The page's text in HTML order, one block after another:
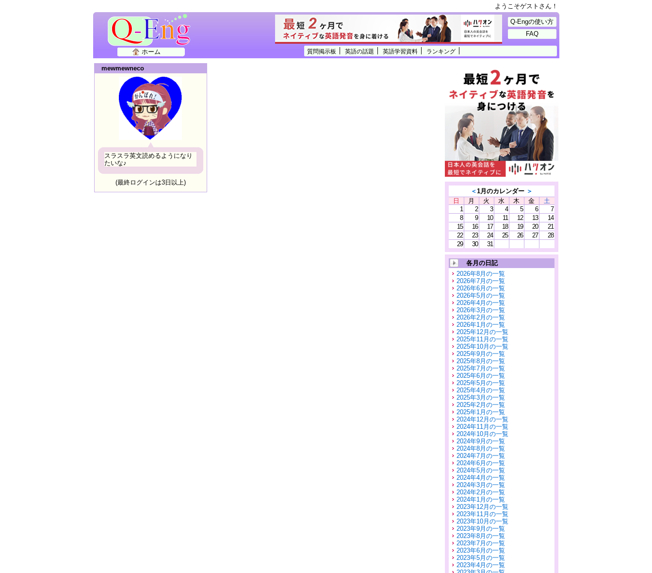
ようこそゲストさん！
質問掲示板 英語の話題 英語学習資料 ランキング
ホーム
Q-Engの使い方
FAQ
mewmewneco
スラスラ英文読めるようになり
たいな♪
(最終ログインは3日以上)
＜1月のカレンダー ＞
日
月 火 水 木 金
土
1
2 3 4 5 6
7
8
9 10 11 12 13
14
15
16 17 18 19 20
21
22
23 24 25 26 27
28
29
30 31
各月の日記
2026年8月の一覧
2026年7月の一覧
2026年6月の一覧
2026年5月の一覧
2026年4月の一覧
2026年3月の一覧
2026年2月の一覧
2026年1月の一覧
2025年12月の一覧
2025年11月の一覧
2025年10月の一覧
2025年9月の一覧
2025年8月の一覧
2025年7月の一覧
2025年6月の一覧
2025年5月の一覧
2025年4月の一覧
2025年3月の一覧
2025年2月の一覧
2025年1月の一覧
2024年12月の一覧
2024年11月の一覧
2024年10月の一覧
2024年9月の一覧
2024年8月の一覧
2024年7月の一覧
2024年6月の一覧
2024年5月の一覧
2024年4月の一覧
2024年3月の一覧
2024年2月の一覧
2024年1月の一覧
2023年12月の一覧
2023年11月の一覧
2023年10月の一覧
2023年9月の一覧
2023年8月の一覧
2023年7月の一覧
2023年6月の一覧
2023年5月の一覧
2023年4月の一覧